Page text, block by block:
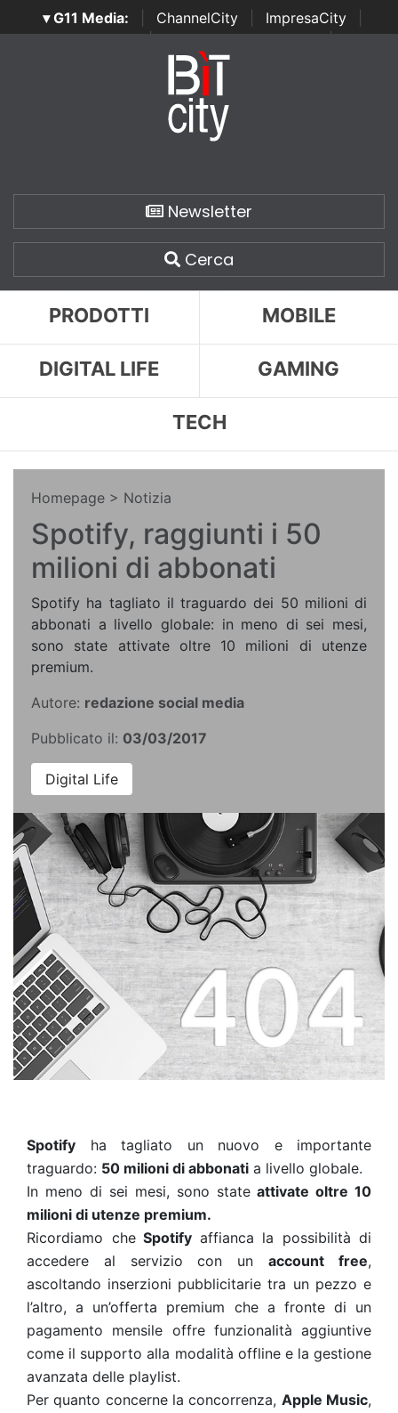
▾ G11 Media: ChannelCity ImpresaCity
SecurityOpenLab | Italian Channel Awards | Italian
Italian Security Awards
Newsletter
Cerca
PRODOTTI MOBILE
DIGITAL LIFE GAMING
TECH
Homepage > Notizia
Spotify, raggiunti i 50
milioni di abbonati
Spotify ha tagliato il traguardo dei 50 milioni di
abbonati a livello globale: in meno di sei mesi,
sono state attivate oltre 10 milioni di utenze
premium.
Autore: redazione social media
Pubblicato il: 03/03/2017
Digital Life
Spotify ha tagliato un nuovo e importante
traguardo: 50 milioni di abbonati a livello globale.
In meno di sei mesi, sono state attivate oltre 10
milioni di utenze premium.
Ricordiamo cheSpotify affianca la possibilità di
accedere al servizio con unaccount free,
ascoltando inserzioni pubblicitarie tra un pezzo e
l’altro, a un’offerta premium che a fronte di un
pagamento mensile offre funzionalità aggiuntive
come il supporto alla modalità offline e la gestione
avanzata delle playlist.
Per quanto concerne la concorrenza, Apple Music,